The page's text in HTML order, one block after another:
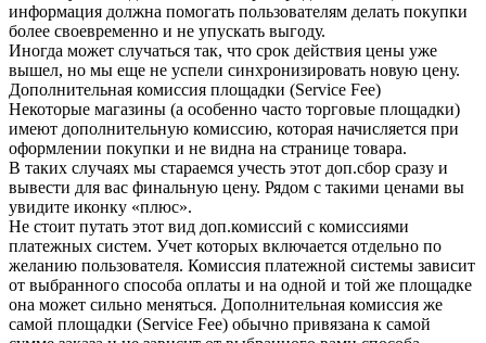
информация должна помогать пользователям делать покупки
более своевременно и не упускать выгоду.
Иногда может случаться так, что срок действия цены уже
вышел, но мы еще не успели синхронизировать новую цену.
Дополнительная комиссия площадки (Service Fee)
Некоторые магазины (а особенно часто торговые площадки)
имеют дополнительную комиссию, которая начисляется при
оформлении покупки и не видна на странице товара.
В таких случаях мы стараемся учесть этот доп.сбор сразу и
вывести для вас финальную цену. Рядом с такими ценами вы
увидите иконку «плюс».
Не стоит путать этот вид доп.комиссий с комиссиями
платежных систем. Учет которых включается отдельно по
желанию пользователя. Комиссия платежной системы зависит
от выбранного способа оплаты и на одной и той же площадке
она может сильно меняться. Дополнительная комиссия же
самой площадки (Service Fee) обычно привязана к самой